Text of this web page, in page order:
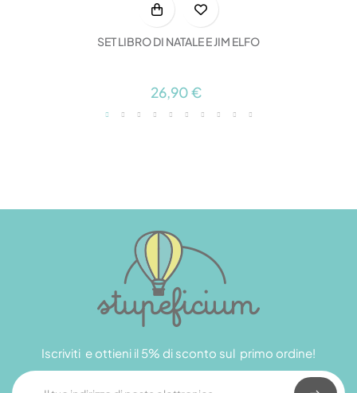
SET LIBRO DI NATALE E JIM ELFO
26,90 €
Iscriviti e ottieni il 5% di sconto sul primo ordine!